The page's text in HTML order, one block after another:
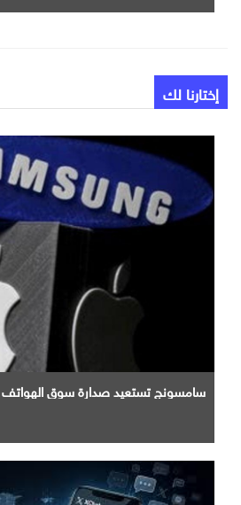
إختارنا لك
سامسونج تستعيد صدارة سوق الهواتف